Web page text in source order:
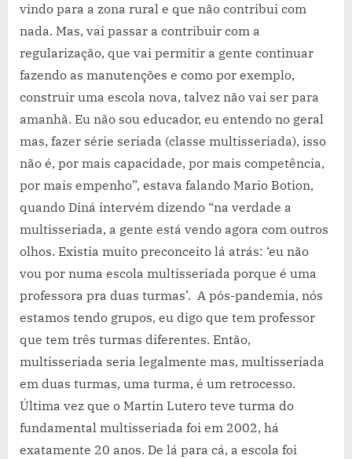
vindo para a zona rural e que não contribui com
nada. Mas, vai passar a contribuir com a
regularização, que vai permitir a gente continuar
fazendo as manutenções e como por exemplo,
construir uma escola nova, talvez não vai ser para
amanhã. Eu não sou educador, eu entendo no geral
mas, fazer série seriada (classe multisseriada), isso
não é, por mais capacidade, por mais competência,
por mais empenho”, estava falando Mario Botion,
quando Diná intervém dizendo “na verdade a
multisseriada, a gente está vendo agora com outros
olhos. Existia muito preconceito lá atrás: ‘eu não
vou por numa escola multisseriada porque é uma
professora pra duas turmas’. A pós-pandemia, nós
estamos tendo grupos, eu digo que tem professor
que tem três turmas diferentes. Então,
multisseriada seria legalmente mas, multisseriada
em duas turmas, uma turma, é um retrocesso.
Última vez que o Martin Lutero teve turma do
fundamental multisseriada foi em 2002, há
exatamente 20 anos. De lá para cá, a escola foi